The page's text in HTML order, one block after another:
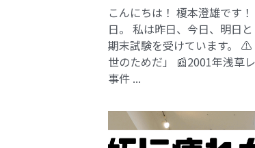
こんにちは！ 榎本澄雄です
日。 私は昨日、今日、明日
期末試験を受けています。 ⚠️
世のためだ」 📰2001年浅草
事件​ ...